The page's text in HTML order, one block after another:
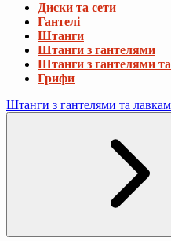
Диски та сети
Гантелі
Штанги
Штанги з гантелями
Штанги з гантелями
Грифи
Штанги з гантелями та